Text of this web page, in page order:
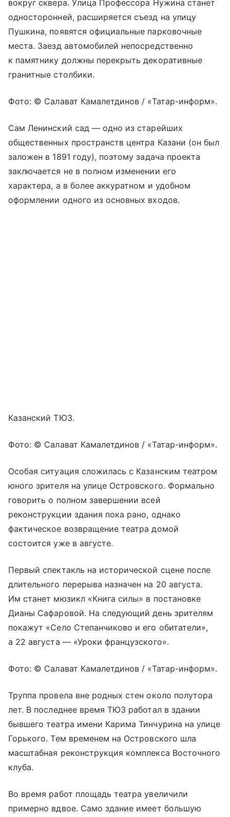
вокруг сквера. Улица Профессора Нужина станет
односторонней, расширяется съезд на улицу
Пушкина, появятся официальные парковочные
места. Заезд автомобилей непосредственно
к памятнику должны перекрыть декоративные
гранитные столбики.
Фото: © Салават Камалетдинов / «Татар-информ».
Сам Ленинский сад — одно из старейших
общественных пространств центра Казани (он был
заложен в 1891 году), поэтому задача проекта
заключается не в полном изменении его
характера, а в более аккуратном и удобном
оформлении одного из основных входов.
Казанский ТЮЗ.
Фото: © Салават Камалетдинов / «Татар-информ».
Особая ситуация сложилась с Казанским театром
юного зрителя на улице Островского. Формально
говорить о полном завершении всей
реконструкции здания пока рано, однако
фактическое возвращение театра домой
состоится уже в августе.
Первый спектакль на исторической сцене после
длительного перерыва назначен на 20 августа.
Им станет мюзикл «Книга силы» в постановке
Дианы Сафаровой. На следующий день зрителям
покажут «Село Степанчиково и его обитатели»,
а 22 августа — «Уроки французского».
Фото: © Салават Камалетдинов / «Татар-информ».
Труппа провела вне родных стен около полутора
лет. В последнее время ТЮЗ работал в здании
бывшего театра имени Карима Тинчурина на улице
Горького. Тем временем на Островского шла
масштабная реконструкция комплекса Восточного
клуба.
Во время работ площадь театра увеличили
примерно вдвое. Само здание имеет большую